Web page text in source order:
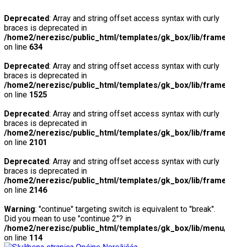
Deprecated: Array and string offset access syntax with curly
braces is deprecated in
/home2/nerezisc/public_html/templates/gk_box/lib/
on line 634
Deprecated: Array and string offset access syntax with curly
braces is deprecated in
/home2/nerezisc/public_html/templates/gk_box/lib/
on line 1525
Deprecated: Array and string offset access syntax with curly
braces is deprecated in
/home2/nerezisc/public_html/templates/gk_box/lib/
on line 2101
Deprecated: Array and string offset access syntax with curly
braces is deprecated in
/home2/nerezisc/public_html/templates/gk_box/lib/
on line 2146
Warning: "continue" targeting switch is equivalent to "break".
Did you mean to use "continue 2"? in
/home2/nerezisc/public_html/templates/gk_box/lib/
on line 114